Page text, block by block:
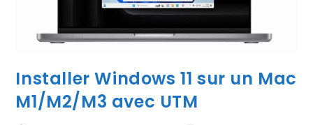
Installer Windows 11 sur un Mac
M1/M2/M3 avec UTM